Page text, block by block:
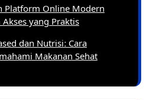
Platform Online Modern
yang Praktis
dan Nutrisi: Cara
Makanan Sehat